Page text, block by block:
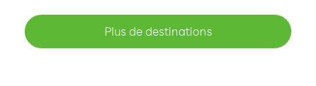
Plus de destinations